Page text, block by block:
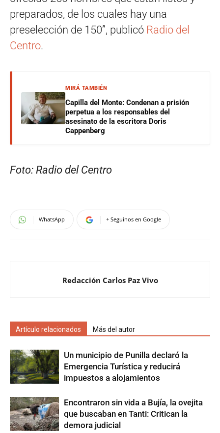
preparados, de los cuales hay una
preselección de 150”, publicó Radio del
Centro.
MIRÁ TAMBIÉN
Capilla del Monte: Condenan a prisión
perpetua a los responsables del
asesinato de la escritora Doris
Cappenberg
Foto: Radio del Centro
WhatsApp + Seguinos en Google
Redacción Carlos Paz Vivo
Artículo relacionados Más del autor
Un municipio de Punilla declaró la
Emergencia Turística y reducirá
impuestos a alojamientos
Encontraron sin vida a Bujía, la ovejita
que buscaban en Tanti: Critican la
demora judicial